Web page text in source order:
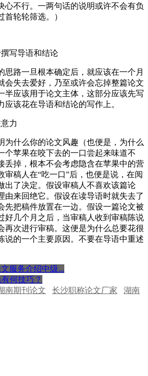
心不行。一两句话的说明或许不会有负
轮轮筛选。）
写导语和结论
思路一旦根本确定后，就应该在一个月
会失去爱好，乃至或许会忘掉整篇论文
半应该用于论文主体，这部分应该先写
应该花在导语和结论的写作上。
力
为什么你的论文风趣（也便是，为什么
个苹果在咬下去的一口尝起来味道不
丢掉，根本不会考虑隐含在苹果中的营
审稿人在“吃一口”后，也便是说，在阅
出了决定。假设审稿人不喜欢该篇论
由来回绝它。假设在读导语时就失去了
先把稿件放置在一边。假设一篇论文被
好几个月之后，当审稿人收到审稿陈说
再次进行审稿。这便是为什么总要花很
说的一个主要原因。不要在导语中重述
服务介绍中级...
何技巧？
南期刊论文 长沙职称论文厂家
湖南